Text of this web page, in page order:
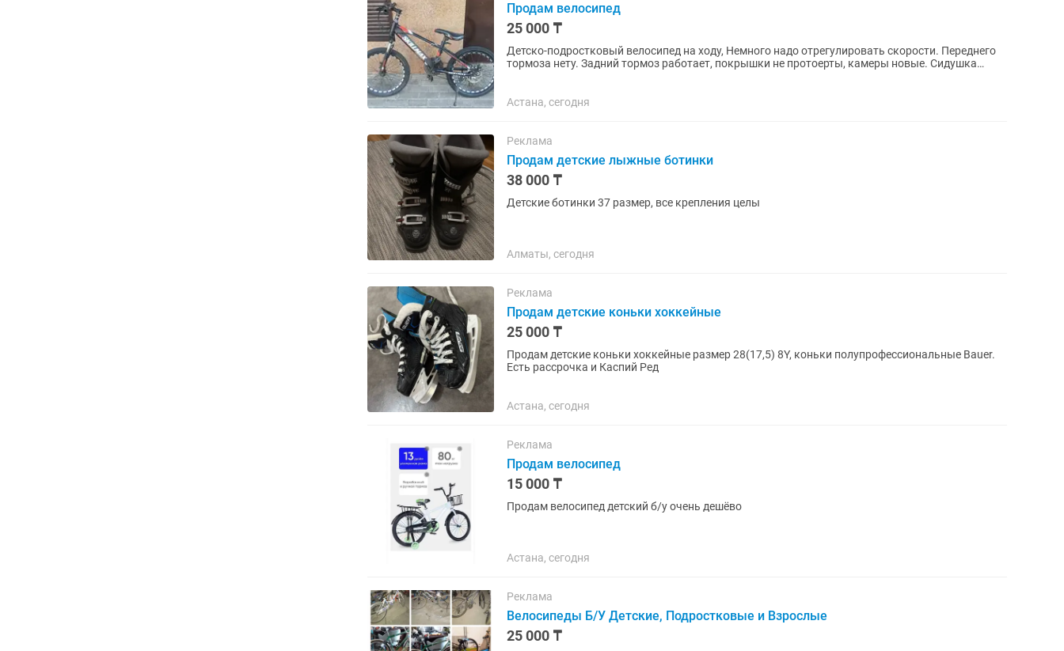
Продам велосипед
25 000 ₸
Детско-подростковый велосипед на ходу, Немного надо отрегулировать скорости. Переднего
тормоза нету. Задний тормоз работает, покрышки не протоерты, камеры новые. Сидушка
Астана, сегодня
Реклама
Продам детские лыжные ботинки
38 000 ₸
Детские ботинки 37 размер, все крепления целы
Алматы, сегодня
Реклама
Продам детские коньки хоккейные
25 000 ₸
Продам детские коньки хоккейные размер 28(17,5) 8Y, коньки полупрофессиональные Bauer.
Есть рассрочка и Каспий Ред
Астана, сегодня
Реклама
Продам велосипед
15 000 ₸
Продам велосипед детский б/у очень дешёво
Астана, сегодня
Реклама
Велосипеды Б/У Детские, Подростковые и Взрослые
25 000 ₸